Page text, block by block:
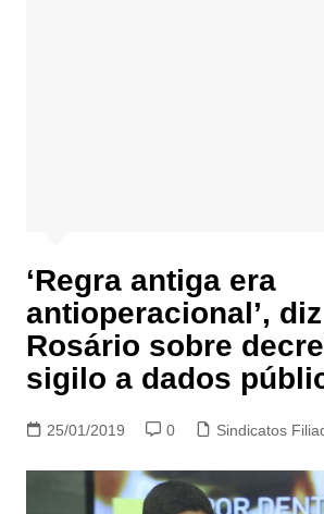
‘Regra antiga era
antioperacional’,
Rosário sobre
sigilo a dados
25/01/2019 0 Sindicatos